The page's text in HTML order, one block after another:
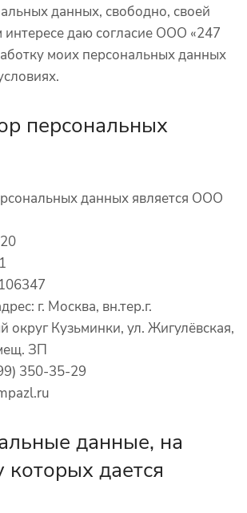
данных, свободно, своей
интересе даю согласие ООО «247
моих персональных данных
персональных
данных является ООО
г. Москва, вн.тер.г.
Кузьминки, ул. Жигулёвская,
ЗП
350-35-29
данные, на
которых дается